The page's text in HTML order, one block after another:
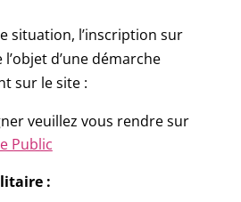
situation, l’inscription sur
d’une démarche
sur le site :
veuillez vous rendre sur
Public
: